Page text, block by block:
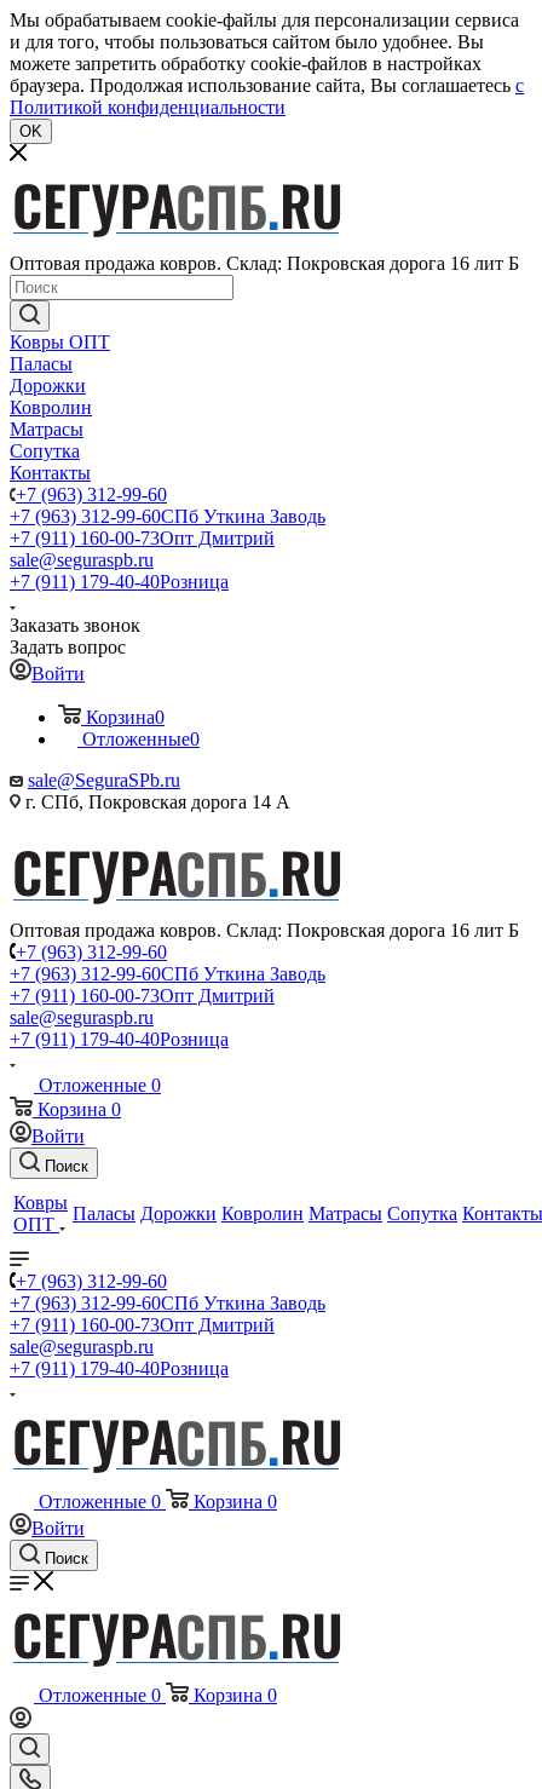
Мы обрабатываем cookie-файлы для персонализации сервиса
и для того, чтобы пользоваться сайтом было удобнее. Вы
можете запретить обработку cookie-файлов в настройках
браузера. Продолжая использование сайта, Вы соглашаетесь c
Политикой конфиденциальности
OK
Оптовая продажа ковров. Склад: Покровская дорога 16 лит Б
Ковры ОПТ
Паласы
Дорожки
Ковролин
Матрасы
Сопутка
Контакты
+7 (963) 312-99-60
+7 (963) 312-99-60СПб Уткина Заводь
+7 (911) 160-00-73Опт Дмитрий
sale@seguraspb.ru
+7 (911) 179-40-40Розница
Заказать звонок
Задать вопрос
Войти
Корзина0
Отложенные0
sale@SeguraSPb.ru
г. СПб, Покровская дорога 14 А
Оптовая продажа ковров. Склад: Покровская дорога 16 лит Б
+7 (963) 312-99-60
+7 (963) 312-99-60СПб Уткина Заводь
+7 (911) 160-00-73Опт Дмитрий
sale@seguraspb.ru
+7 (911) 179-40-40Розница
Отложенные 0
Корзина 0
Войти
Поиск
Ковры
ОПТ
Паласы Дорожки Ковролин Матрасы Сопутка Контакты
+7 (963) 312-99-60
+7 (963) 312-99-60СПб Уткина Заводь
+7 (911) 160-00-73Опт Дмитрий
sale@seguraspb.ru
+7 (911) 179-40-40Розница
Отложенные 0 Корзина 0
Войти
Поиск
Отложенные 0 Корзина 0